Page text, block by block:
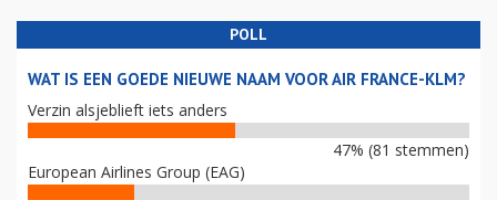
POLL
WAT IS EEN GOEDE NIEUWE NAAM VOOR AIR FRANCE-KLM?
Verzin alsjeblieft iets anders
47% (81 stemmen)
European Airlines Group (EAG)